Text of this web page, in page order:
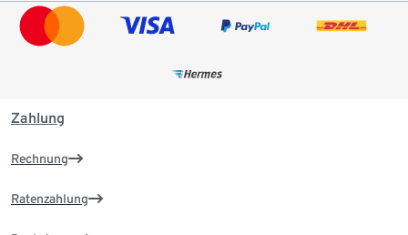
Zahlung
Rechnung
Ratenzahlung